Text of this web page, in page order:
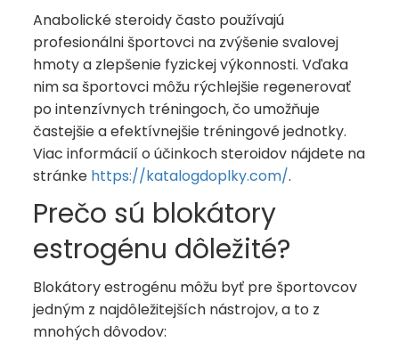
Anabolické steroidy často používajú
profesionálni športovci na zvýšenie svalovej
hmoty a zlepšenie fyzickej výkonnosti. Vďaka
nim sa športovci môžu rýchlejšie regenerovať
po intenzívnych tréningoch, čo umožňuje
častejšie a efektívnejšie tréningové jednotky.
Viac informácií o účinkoch steroidov nájdete na
stránke https://katalogdoplky.com/.
Prečo sú blokátory
estrogénu dôležité?
Blokátory estrogénu môžu byť pre športovcov
jedným z najdôležitejších nástrojov, a to z
mnohých dôvodov: